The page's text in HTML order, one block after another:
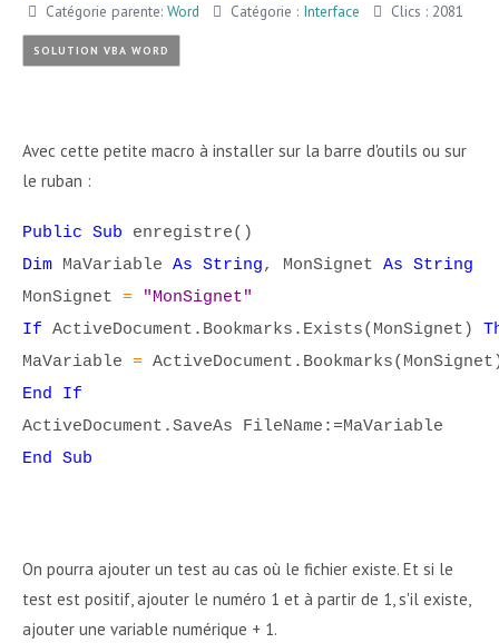
Catégorie parente: Word Catégorie : Interface Clics : 2081
SOLUTION VBA WORD
Avec cette petite macro à installer sur la barre d'outils ou sur
le ruban :
Public Sub enregistre()
Dim MaVariable As String, MonSignet As String
MonSignet =
"MonSignet"
If ActiveDocument.Bookmarks.Exists(MonSignet)
MaVariable =
End If
ActiveDocument.SaveAs FileName:=MaVariable
End Sub
On pourra ajouter un test au cas où le fichier existe. Et si le
test est positif, ajouter le numéro 1 et à partir de 1, s'il existe,
ajouter une variable numérique + 1.